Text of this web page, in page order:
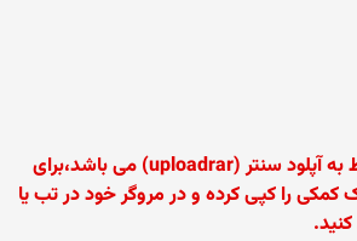
توجه:لینک کمکی مربوط به آپلود سنتر (uploadrar) می باشد،برای
کمکی را کپی کرده و در مروگر خود در تب یا